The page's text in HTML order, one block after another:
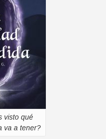
visto qué
va a tener?